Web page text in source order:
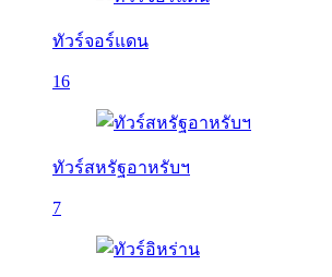
ทัวร์จอร์แดน
16
ทัวร์สหรัฐอาหรับฯ
7